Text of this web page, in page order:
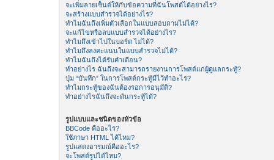
จะเพิ่มลายเซ็นต์ให้กับข้อความที่ฉันโพสต์ได้อย่างไร?
จะสร้างแบบสำรวจได้อย่างไร?
ทำไมฉันถึงเพิ่มตัวเลือกในแบบสอบถามไม่ได้?
จะแก้ไขหรือลบแบบสำรวจได้อย่างไร?
ทำไมถึงเข้าไปในบอร์ด ไม่ได้?
ทำไมถึงลงคะแนนในแบบสำรวจไม่ได้?
ทำไมฉันถึงได้รับคำเตือน?
ทำอย่างไร ฉันถึงจะสามารถรายงานการโพสต์แก่ผู้ดูแลกระทู้?
ปุ่ม “บันทึก” ในการโพสต์กระทู้มีไว้ทำอะไร?
ทำไมกระทู้ของฉันต้องรอการอนุมัติ?
ทำอย่างไรฉันถึงจะดันกระทู้ได้?
รูปแบบและชนิดของหัวข้อ
BBCode คืออะไร?
ใช้ภาษา HTML ได้ไหม?
รูปแสดงอารมณ์คืออะไร?
จะโพสต์รูปได้ไหม?